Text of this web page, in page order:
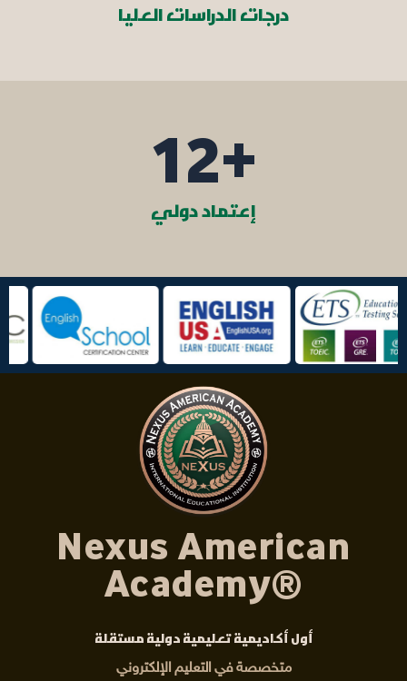
درجات الدراسات العليا
إعتماد دولي
12+
Nexus American
Academy®
أول أكاديمية تعليمية دولية مستقلة
متخصصة في التعليم الإلكتروني